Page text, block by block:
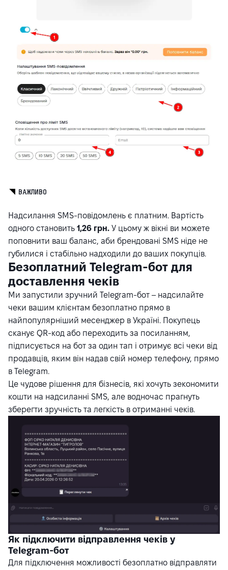
ВАЖЛИВО
Надсилання SMS-повідомлень є платним. Вартість
одного становить 1,26 грн. У цьому ж вікні ви можете
поповнити ваш баланс, аби брендовані SMS ніде не
губилися і стабільно надходили до ваших покупців.
Безоплатний Telegram-бот для
доставлення чеків
Ми запустили зручний Telegram-бот – надсилайте
чеки вашим клієнтам безоплатно прямо в
найпопулярніший месенджер в Україні. Покупець
сканує QR-код або переходить за посиланням,
підписується на бот за один тап і отримує всі чеки від
продавців, яким він надав свій номер телефону, прямо
в Telegram.
Це чудове рішення для бізнесів, які хочуть зекономити
кошти на надсиланні SMS, але водночас прагнуть
зберегти зручність та легкість в отриманні чеків.
Як підключити відправлення чеків у
Telegram-бот
Для підключення можливості безоплатно відправляти